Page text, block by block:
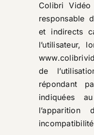
Colibri
responsable
et indirects
l’utilisateur,
de
répondant
indiquées
l’apparition